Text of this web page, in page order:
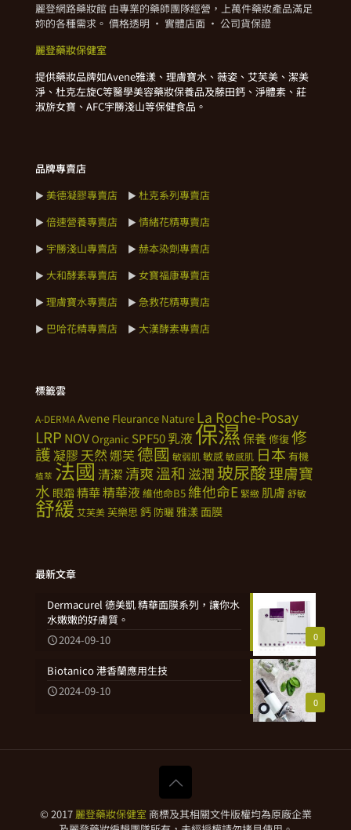
麗登網路藥妝館 由專業的藥師團隊經營，上萬件藥妝產品滿足
妳的各種需求。 價格透明 · 實體店面 · 公司貨保證
麗登藥妝保健室
提供藥妝品牌如Avene雅漾、理膚寶水、薇姿、艾芙美、潔美
淨、杜克左旋C等醫學美容藥妝保養品及藤田鈣、淨體素、莊
淑旂女寶、AFC宇勝淺山等保健食品。
品牌專賣店
► 美德凝膠專賣店 ► 杜克系列專賣店
► 倍速營養專賣店 ► 情緒花精專賣店
► 宇勝淺山專賣店 ► 赫本染劑專賣店
► 大和酵素專賣店 ► 女寶福康專賣店
► 理膚寶水專賣店 ► 急救花精專賣店
► 巴哈花精專賣店 ► 大漢酵素專賣店
標籤雲
A-DERMAAvene Fleurance Nature La Roche-Posay
LRP NOVOrganic SPF50乳液 保濕保養修復修
護凝膠 天然娜芙德國 敏弱肌敏感敏感肌 日本 有機
植萃 法國清潔 清爽溫和 滋潤 玻尿酸理膚寶
水 眼霜 精華精華液 維他命B5 維他命E 緊緻 肌膚 舒敏
舒緩 艾芙美芙樂思鈣 防曬雅漾面膜
最新文章
0
Dermacurel 德美凱 精華面膜系列，讓你水
水嫩嫩的好膚質。
2024-09-10
0
Biotanico 港香蘭應用生技
2024-09-10
© 2017 麗登藥妝保健室 商標及其相關文件版權均為原廠企業